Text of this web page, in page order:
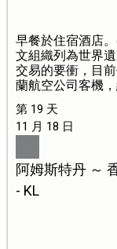
早餐於住宿酒店
文組織列為世界
交易的要衝，目
蘭航空公司客機
第 19 天
11 月 18 日
阿姆斯特丹 ～
- KL